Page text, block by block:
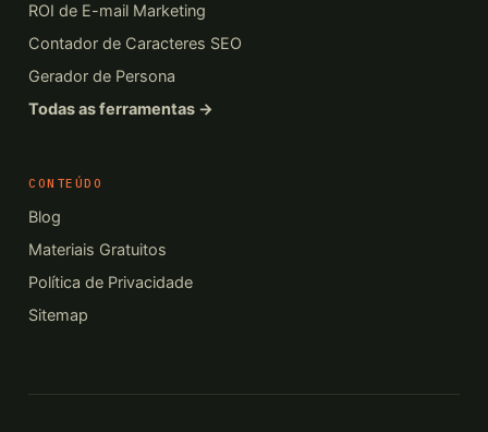
ROI de E-mail Marketing
Contador de Caracteres SEO
Gerador de Persona
Todas as ferramentas →
CONTEÚDO
Blog
Materiais Gratuitos
Política de Privacidade
Sitemap